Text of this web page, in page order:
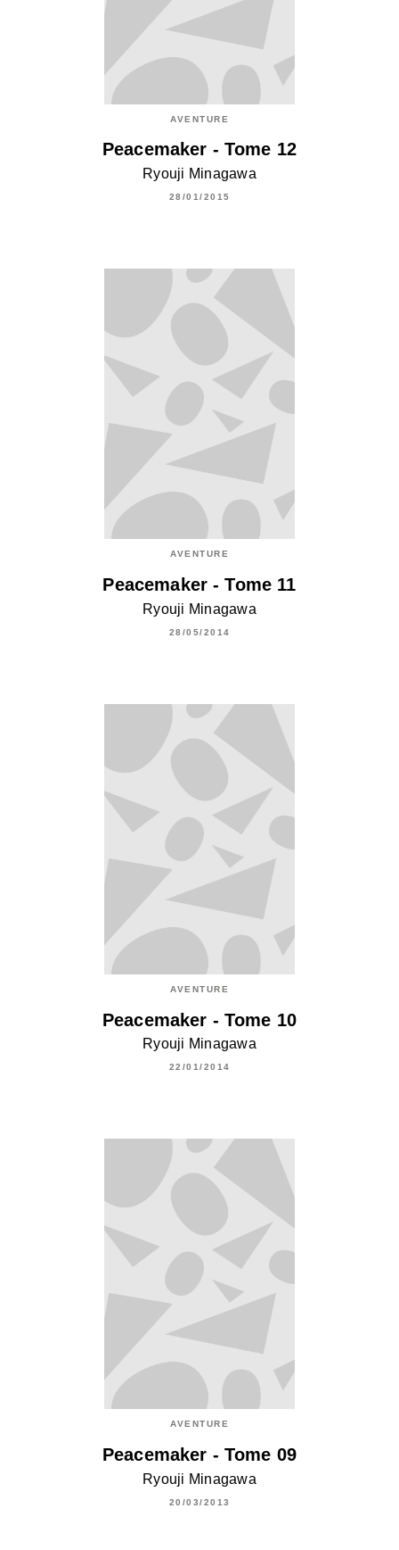
AVENTURE
Peacemaker - Tome 12
Ryouji Minagawa
28/01/2015
AVENTURE
Peacemaker - Tome 11
Ryouji Minagawa
28/05/2014
AVENTURE
Peacemaker - Tome 10
Ryouji Minagawa
22/01/2014
AVENTURE
Peacemaker - Tome 09
Ryouji Minagawa
20/03/2013